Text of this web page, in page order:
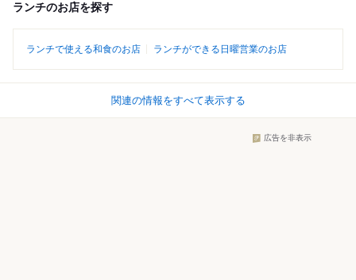
ランチのお店を探す
ランチで使える和食のお店 ランチができる日曜営業のお店
関連の情報をすべて表示する
広告を非表示